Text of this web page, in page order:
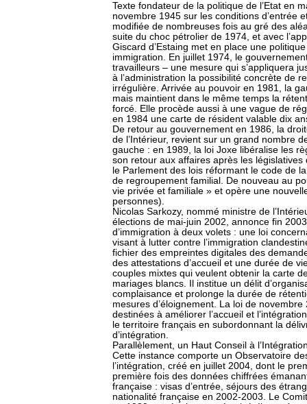
Texte fondateur de la politique de l’Etat en
novembre 1945 sur les conditions d’entrée
modifiée de nombreuses fois au gré des
suite du choc pétrolier de 1974, et avec
Giscard d’Estaing met en place une
immigration. En juillet 1974, le
travailleurs – une mesure qui s’appliquera
à l’administration la possibilité concrète de
irrégulière. Arrivée au pouvoir en 1981, la
mais maintient dans le même temps la
forcé. Elle procède aussi à une vague de
en 1984 une carte de résident valable dix
De retour au gouvernement en 1986, la
de l’Intérieur, revient sur un grand nombre
gauche : en 1989, la loi Joxe libéralise les
son retour aux affaires après les
le Parlement des lois réformant le code de
de regroupement familial. De nouveau au
vie privée et familiale » et opère une
personnes).
Nicolas Sarkozy, nommé ministre de
élections de mai-juin 2002, annonce fin
d’immigration à deux volets : une loi
visant à lutter contre l’immigration
fichier des empreintes digitales des
des attestations d’accueil et une durée de
couples mixtes qui veulent obtenir la carte
mariages blancs. Il institue un délit
complaisance et prolonge la durée de
mesures d’éloignement. La loi de
destinées à améliorer l’accueil et
le territoire français en subordonnant la
d’intégration.
Parallèlement, un Haut Conseil à
Cette instance comporte un Observatoire
l’intégration, créé en juillet 2004, dont le
première fois des données chiffrées
française : visas d’entrée, séjours des
nationalité française en 2002-2003. Le